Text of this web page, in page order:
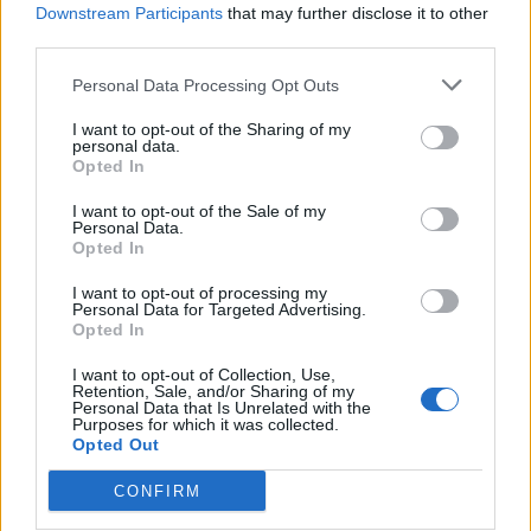
Downstream Participants that may further disclose it to other
Personal Data Processing Opt Outs
I want to opt-out of the Sharing of my
personal data.
Opted In
I want to opt-out of the Sale of my
Personal Data.
Opted In
I want to opt-out of processing my
Personal Data for Targeted Advertising.
Opted In
I want to opt-out of Collection, Use,
Retention, Sale, and/or Sharing of my
Personal Data that Is Unrelated with the
Purposes for which it was collected.
Opted Out
CONFIRM
WEBTV
Skoda: Ξεκίνησε η παραγωγή του
νέου Peaq – Δείτε Video από τη
γραμμή παραγωγής
WEB TV 6.8.2026